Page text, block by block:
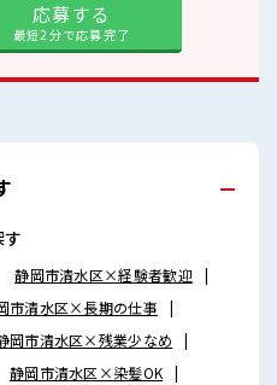
応募する
最短2分で応募完了
静岡市清水区×経験者歓迎
市清水区×長期の仕事
岡市清水区×残業少なめ
静岡市清水区×染髪OK